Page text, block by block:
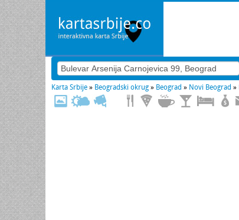
Karta Srbije » Beogradski okrug » Beograd » Novi Beograd »